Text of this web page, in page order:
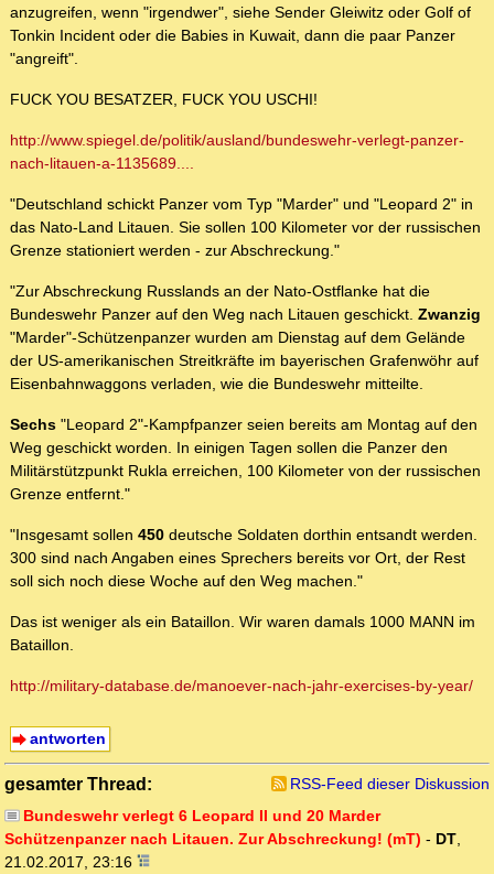
anzugreifen, wenn "irgendwer", siehe Sender Gleiwitz oder Golf of
Tonkin Incident oder die Babies in Kuwait, dann die paar Panzer
"angreift".
FUCK YOU BESATZER, FUCK YOU USCHI!
http://www.spiegel.de/politik/ausland/bundeswehr-verlegt-panzer-
nach-litauen-a-1135689....
"Deutschland schickt Panzer vom Typ "Marder" und "Leopard 2" in
das Nato-Land Litauen. Sie sollen 100 Kilometer vor der russischen
Grenze stationiert werden - zur Abschreckung."
"Zur Abschreckung Russlands an der Nato-Ostflanke hat die
Bundeswehr Panzer auf den Weg nach Litauen geschickt. Zwanzig
"Marder"-Schützenpanzer wurden am Dienstag auf dem Gelände
der US-amerikanischen Streitkräfte im bayerischen Grafenwöhr auf
Eisenbahnwaggons verladen, wie die Bundeswehr mitteilte.
Sechs "Leopard 2"-Kampfpanzer seien bereits am Montag auf den
Weg geschickt worden. In einigen Tagen sollen die Panzer den
Militärstützpunkt Rukla erreichen, 100 Kilometer von der russischen
Grenze entfernt."
"Insgesamt sollen 450 deutsche Soldaten dorthin entsandt werden.
300 sind nach Angaben eines Sprechers bereits vor Ort, der Rest
soll sich noch diese Woche auf den Weg machen."
Das ist weniger als ein Bataillon. Wir waren damals 1000 MANN im
Bataillon.
http://military-database.de/manoever-nach-jahr-exercises-by-year/
antworten
gesamter Thread:
RSS-Feed dieser Diskussion
Bundeswehr verlegt 6 Leopard II und 20 Marder
Schützenpanzer nach Litauen. Zur Abschreckung! (mT) - DT,
21.02.2017, 23:16